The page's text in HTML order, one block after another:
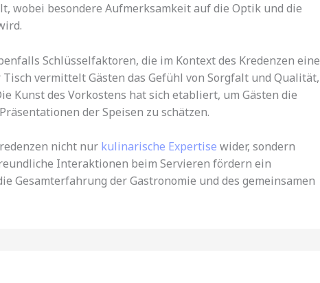
wobei besondere Aufmerksamkeit auf die Optik und die
Schlüsselfaktoren, die im Kontext des Kredenzen eine
vermittelt Gästen das Gefühl von Sorgfalt und Qualität,
Kunst des Vorkostens hat sich etabliert, um Gästen die
der Speisen zu schätzen.
nicht nur kulinarische Expertise wider, sondern
Interaktionen beim Servieren fördern ein
Gesamterfahrung der Gastronomie und des gemeinsamen